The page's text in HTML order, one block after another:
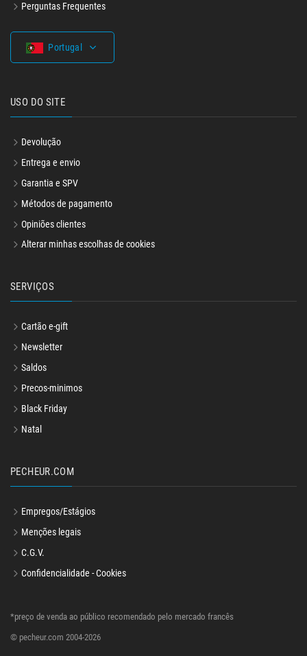
Perguntas Frequentes
Portugal
USO DO SITE
Devolução
Entrega e envio
Garantia e SPV
Métodos de pagamento
Opiniões clientes
Alterar minhas escolhas de cookies
SERVIÇOS
Cartão e-gift
Newsletter
Saldos
Precos-minimos
Black Friday
Natal
PECHEUR.COM
Empregos/Estágios
Menções legais
C.G.V.
Confidencialidade - Cookies
*preço de venda ao público recomendado pelo mercado francês
© pecheur.com 2004-2026